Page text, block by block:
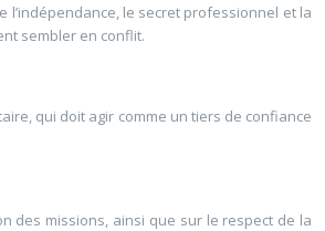
le secret professionnel et la
sembler en conflit.
qui doit agir comme un tiers de confiance
des missions, ainsi que sur le respect de la